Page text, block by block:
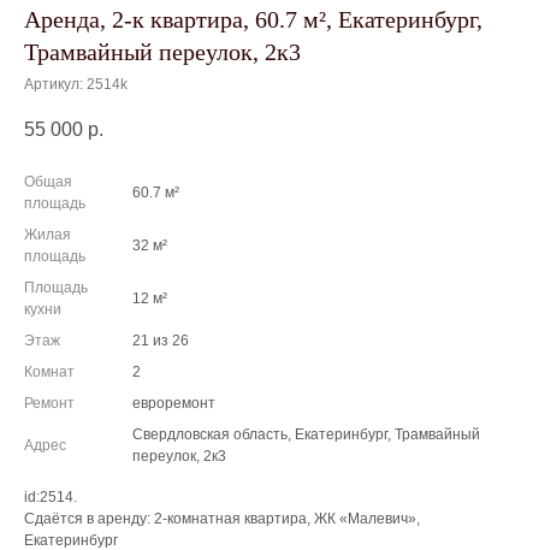
Аренда, 2-к квартира, 60.7 м², Екатеринбург,
Трамвайный переулок, 2к3
Артикул: 2514k
55 000 р.
Общая
площадь
60.7 м²
Жилая
площадь
32 м²
Площадь
кухни
12 м²
Этаж
21 из 26
Комнат
2
Ремонт
евроремонт
Адрес
Свердловская область, Екатеринбург, Трамвайный
переулок, 2к3
id:2514.
Сдаётся в аренду: 2‑комнатная квартира, ЖК «Малевич»,
Екатеринбург